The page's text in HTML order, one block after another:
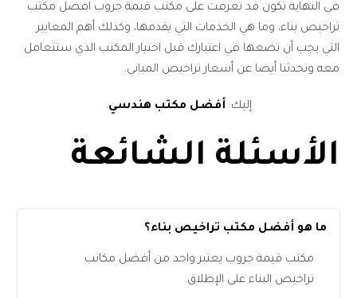
في النهاية تكون قد تعرفت على مكتب قيمة جروب افضل مكتب
تراخيص بناء، وما هي الخدمات التي يقدمها، وكذلك أهم المعايير
التي يجب أن تضعها في اعتبارك قبل اختيار المكتب الذي ستتعامل
معه وتحدثنا أيضا عن أسعار تراخيص المباني.
إليك: أفضل مكتب هندسي.
الأسئلة الشائعة
ما هو أفضل مكتب تراخيص بناء؟
مكتب قيمة جروب يعتبر واحد من أفضل مكاتب
تراخيص البناء على الإطلاق.